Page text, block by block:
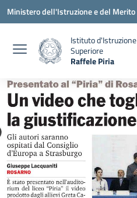
Ministero dell'Istruzione e del Merito
Istituto d'Istruzione
Superiore
Raffele Piria